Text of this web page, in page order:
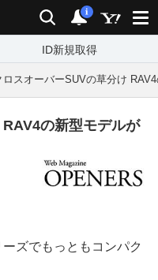
検索 通知
i
ID新規取得
ロスオーバーSUVの草分け
の新型モデルが
ズでもっともコンパク